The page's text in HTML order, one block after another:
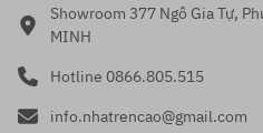
Showroom 377 Ngô Gia Tự,
MINH
Hotline 0866.805.515
info.nhatrencao@gmail.com